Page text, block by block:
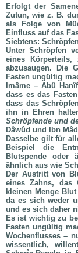
Erfolgt der
Zutun, wie z. B.
als Folge von
Einfluss auf das
Siebtens:
Unter Schröpfen
eines
abzusaugen. Die
Fasten ungültig
Imâme – Abû
dass es das
dass das
ihn in Ehren
Schröpfende und
Dâwûd und Ibn
Dasselbe gilt für
Beispiel die
Blutspende oder
ähnlich aus wie
Der Austritt von
eines Zahns, das
kleinen Menge
da es sich weder
und es sich daher
Es ist wichtig zu
Fasten ungültig
Wochenflusses –
wissentlich,